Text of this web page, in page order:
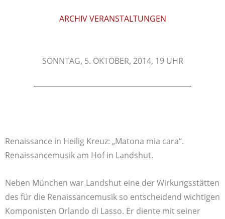
ARCHIV VERANSTALTUNGEN
SONNTAG, 5. OKTOBER, 2014, 19 UHR
Renaissance in Heilig Kreuz: „Matona mia cara“.
Renaissancemusik am Hof in Landshut.
Neben München war Landshut eine der Wirkungsstätten
des für die Renaissancemusik so entscheidend wichtigen
Komponisten Orlando di Lasso. Er diente mit seiner